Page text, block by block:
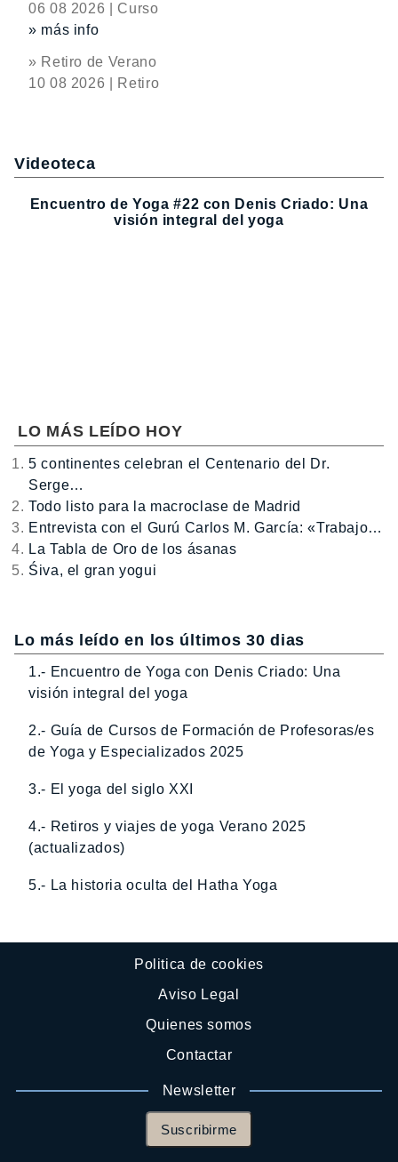
06 08 2026 | Curso
» más info
» Retiro de Verano
10 08 2026 | Retiro
Videoteca
Encuentro de Yoga #22 con Denis Criado: Una
visión integral del yoga
LO MÁS LEÍDO HOY
5 continentes celebran el Centenario del Dr.
Serge…
Todo listo para la macroclase de Madrid
Entrevista con el Gurú Carlos M. García: «Trabajo…
La Tabla de Oro de los ásanas
Śiva, el gran yogui
Lo más leído en los últimos 30 dias
1.- Encuentro de Yoga con Denis Criado: Una
visión integral del yoga
2.- Guía de Cursos de Formación de Profesoras/es
de Yoga y Especializados 2025
3.- El yoga del siglo XXI
4.- Retiros y viajes de yoga Verano 2025
(actualizados)
5.- La historia oculta del Hatha Yoga
Politica de cookies
Aviso Legal
Quienes somos
Contactar
Newsletter
Suscribirme